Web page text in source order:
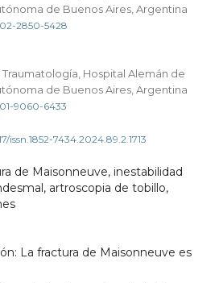
de Buenos Aires, Argentina
2850-5428
Hospital Alemán de
de Buenos Aires, Argentina
9060-6433
issn.1852-7434.2024.89.2.1713
de Maisonneuve, inestabilidad
artroscopia de tobillo,
La fractura de Maisonneuve es